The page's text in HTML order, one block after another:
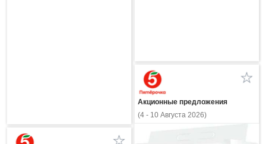
Акционные предложения
(4 - 10 Августа 2026)